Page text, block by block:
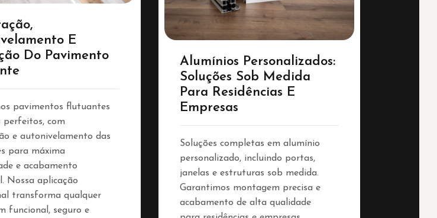
E
Do Pavimento
pavimentos flutuantes
perfeitos, com
e autonivelamento das
para máxima
e acabamento
Nossa aplicação
transforma qualquer
funcional, seguro e
Alumínios Personalizados:
Soluções Sob Medida
Para Residências E
Empresas
Soluções completas em alumínio
personalizado, incluindo portas,
janelas e estruturas sob medida.
Garantimos montagem precisa e
acabamento de alta qualidade